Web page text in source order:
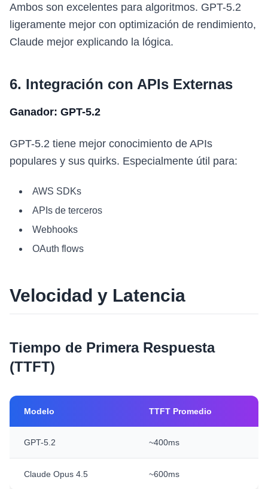
Ambos son excelentes para algoritmos. GPT-5.2
ligeramente mejor con optimización de rendimiento,
Claude mejor explicando la lógica.
6. Integración con APIs Externas
Ganador: GPT-5.2
GPT-5.2 tiene mejor conocimiento de APIs
populares y sus quirks. Especialmente útil para:
AWS SDKs
APIs de terceros
Webhooks
OAuth flows
Velocidad y Latencia
Tiempo de Primera Respuesta
(TTFT)
Modelo TTFT Promedio
GPT-5.2 ~400ms
Claude Opus 4.5 ~600ms